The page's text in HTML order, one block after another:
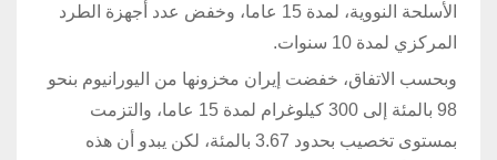
الأسلحة النووية، لمدة 15 عاما، وخفض عدد أجهزة الطرد
المركزي لمدة 10 سنوات.
وبحسب الاتفاق، خفضت إيران مخزونها من اليورانيوم بنحو
98 بالمئة إلى 300 كيلوغرام لمدة 15 عاما، والتزمت
بمستوى تخصيب بحدود 3.67 بالمئة، لكن يبدو أن هذه